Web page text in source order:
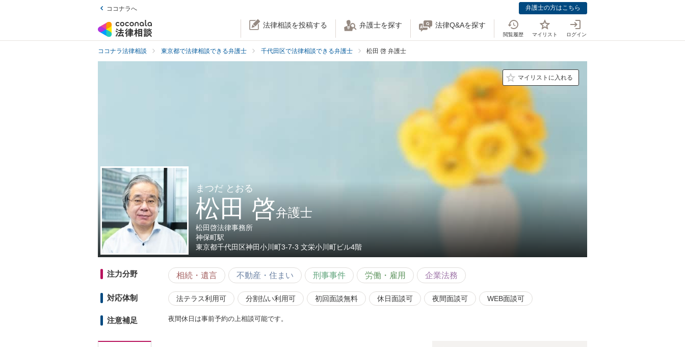
ココナラへ 弁護士の方はこちら
法律相談を投稿する 弁護士を探す 法律Q&Aを探す
閲覧履歴 マイリスト ログイン
ココナラ法律相談 東京都で法律相談できる弁護士 千代田区で法律相談できる弁護士 松田 啓 弁護士
マイリストに入れる
まつだ とおる
松田 啓弁護士
松田啓法律事務所
神保町駅
東京都千代田区神田小川町3-7-3 文栄小川町ビル4階
注力分野 相続・遺言 不動産・住まい 刑事事件 労働・雇用 企業法務
対応体制 法テラス利用可 分割払い利用可 初回面談無料 休日面談可 夜間面談可 WEB面談可
注意補足 夜間休日は事前予約の上相談可能です。